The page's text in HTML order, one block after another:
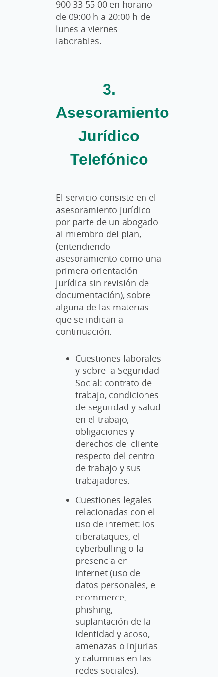
900 33 55 00 en horario
de 09:00 h a 20:00 h de
lunes a viernes
laborables.
3.
Asesoramiento
Jurídico
Telefónico
El servicio consiste en el
asesoramiento jurídico
por parte de un abogado
al miembro del plan,
(entendiendo
asesoramiento como una
primera orientación
jurídica sin revisión de
documentación), sobre
alguna de las materias
que se indican a
continuación.
Cuestiones laborales
y sobre la Seguridad
Social: contrato de
trabajo, condiciones
de seguridad y salud
en el trabajo,
obligaciones y
derechos del cliente
respecto del centro
de trabajo y sus
trabajadores.
Cuestiones legales
relacionadas con el
uso de internet: los
ciberataques, el
cyberbulling o la
presencia en
internet (uso de
datos personales, e-
ecommerce,
phishing,
suplantación de la
identidad y acoso,
amenazas o injurias
y calumnias en las
redes sociales).